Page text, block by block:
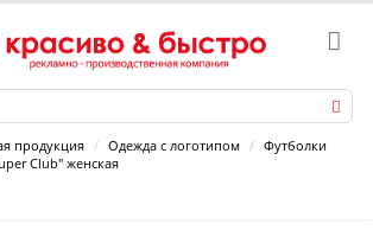
продукция Одежда с логотипом
Футболки
Club" женская